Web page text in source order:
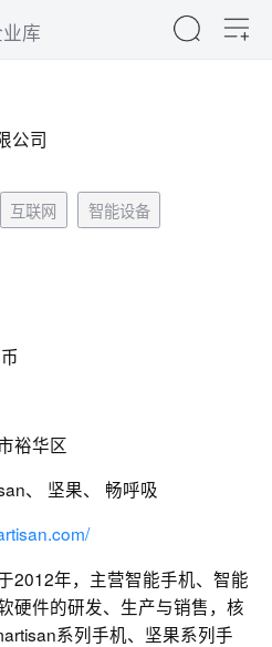
库
公司
互联网
智能设备
裕华区
、 坚果、 畅呼吸
2012年，主营智能手机、智能
硬件的研发、生产与销售，核
系列手机、坚果系列手